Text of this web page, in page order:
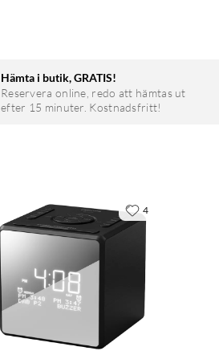
Hämta i butik, GRATIS!
Reservera online, redo att hämtas ut
efter 15 minuter. Kostnadsfritt!
4